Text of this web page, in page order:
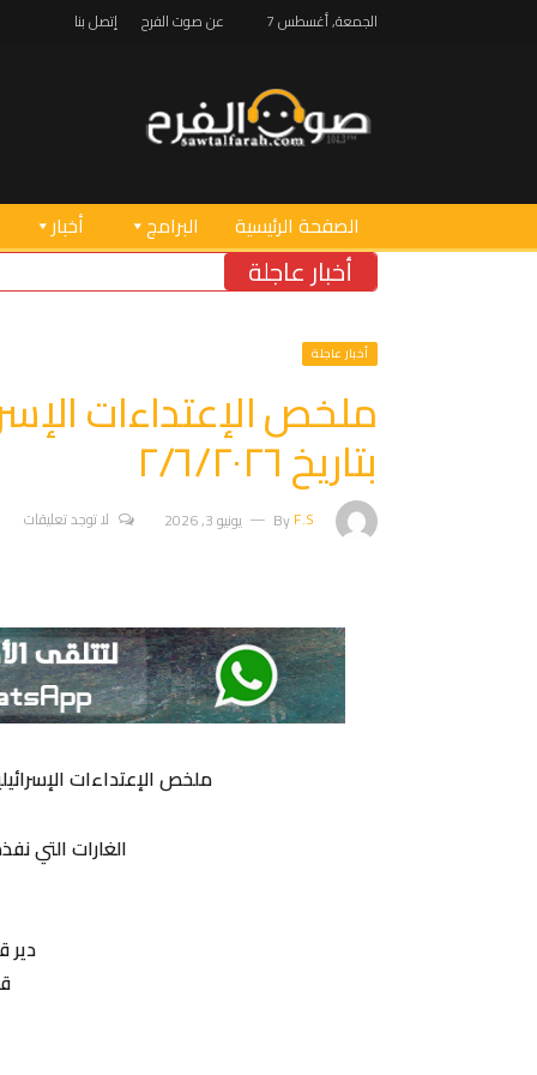
الجمعة, أغسطس 7 عن صوت الفرح إتصل بنا
الصفحة الرئيسية البرامج أخبار
أخبار عاجلة
أخبار عاجلة
ملخص الإعتداءات
بتاريخ ٢/٦/٢٠٢٦
ByF.S يونيو 3, 2026 لا توجد تعليقات
ملخص الإعتداءات الإسرائيلية
الغارات التي
دير